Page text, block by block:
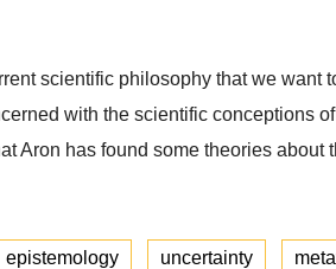
scientific philosophy that we
with the scientific conceptions
Aron has found some theories
epistemology uncertainty